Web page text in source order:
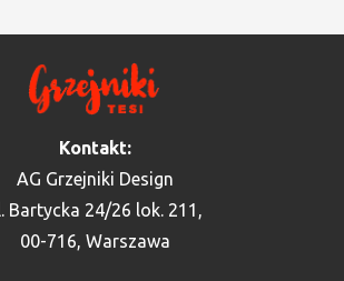
Kontakt:
AG Grzejniki Design
Bartycka 24/26 lok. 211,
00-716, Warszawa